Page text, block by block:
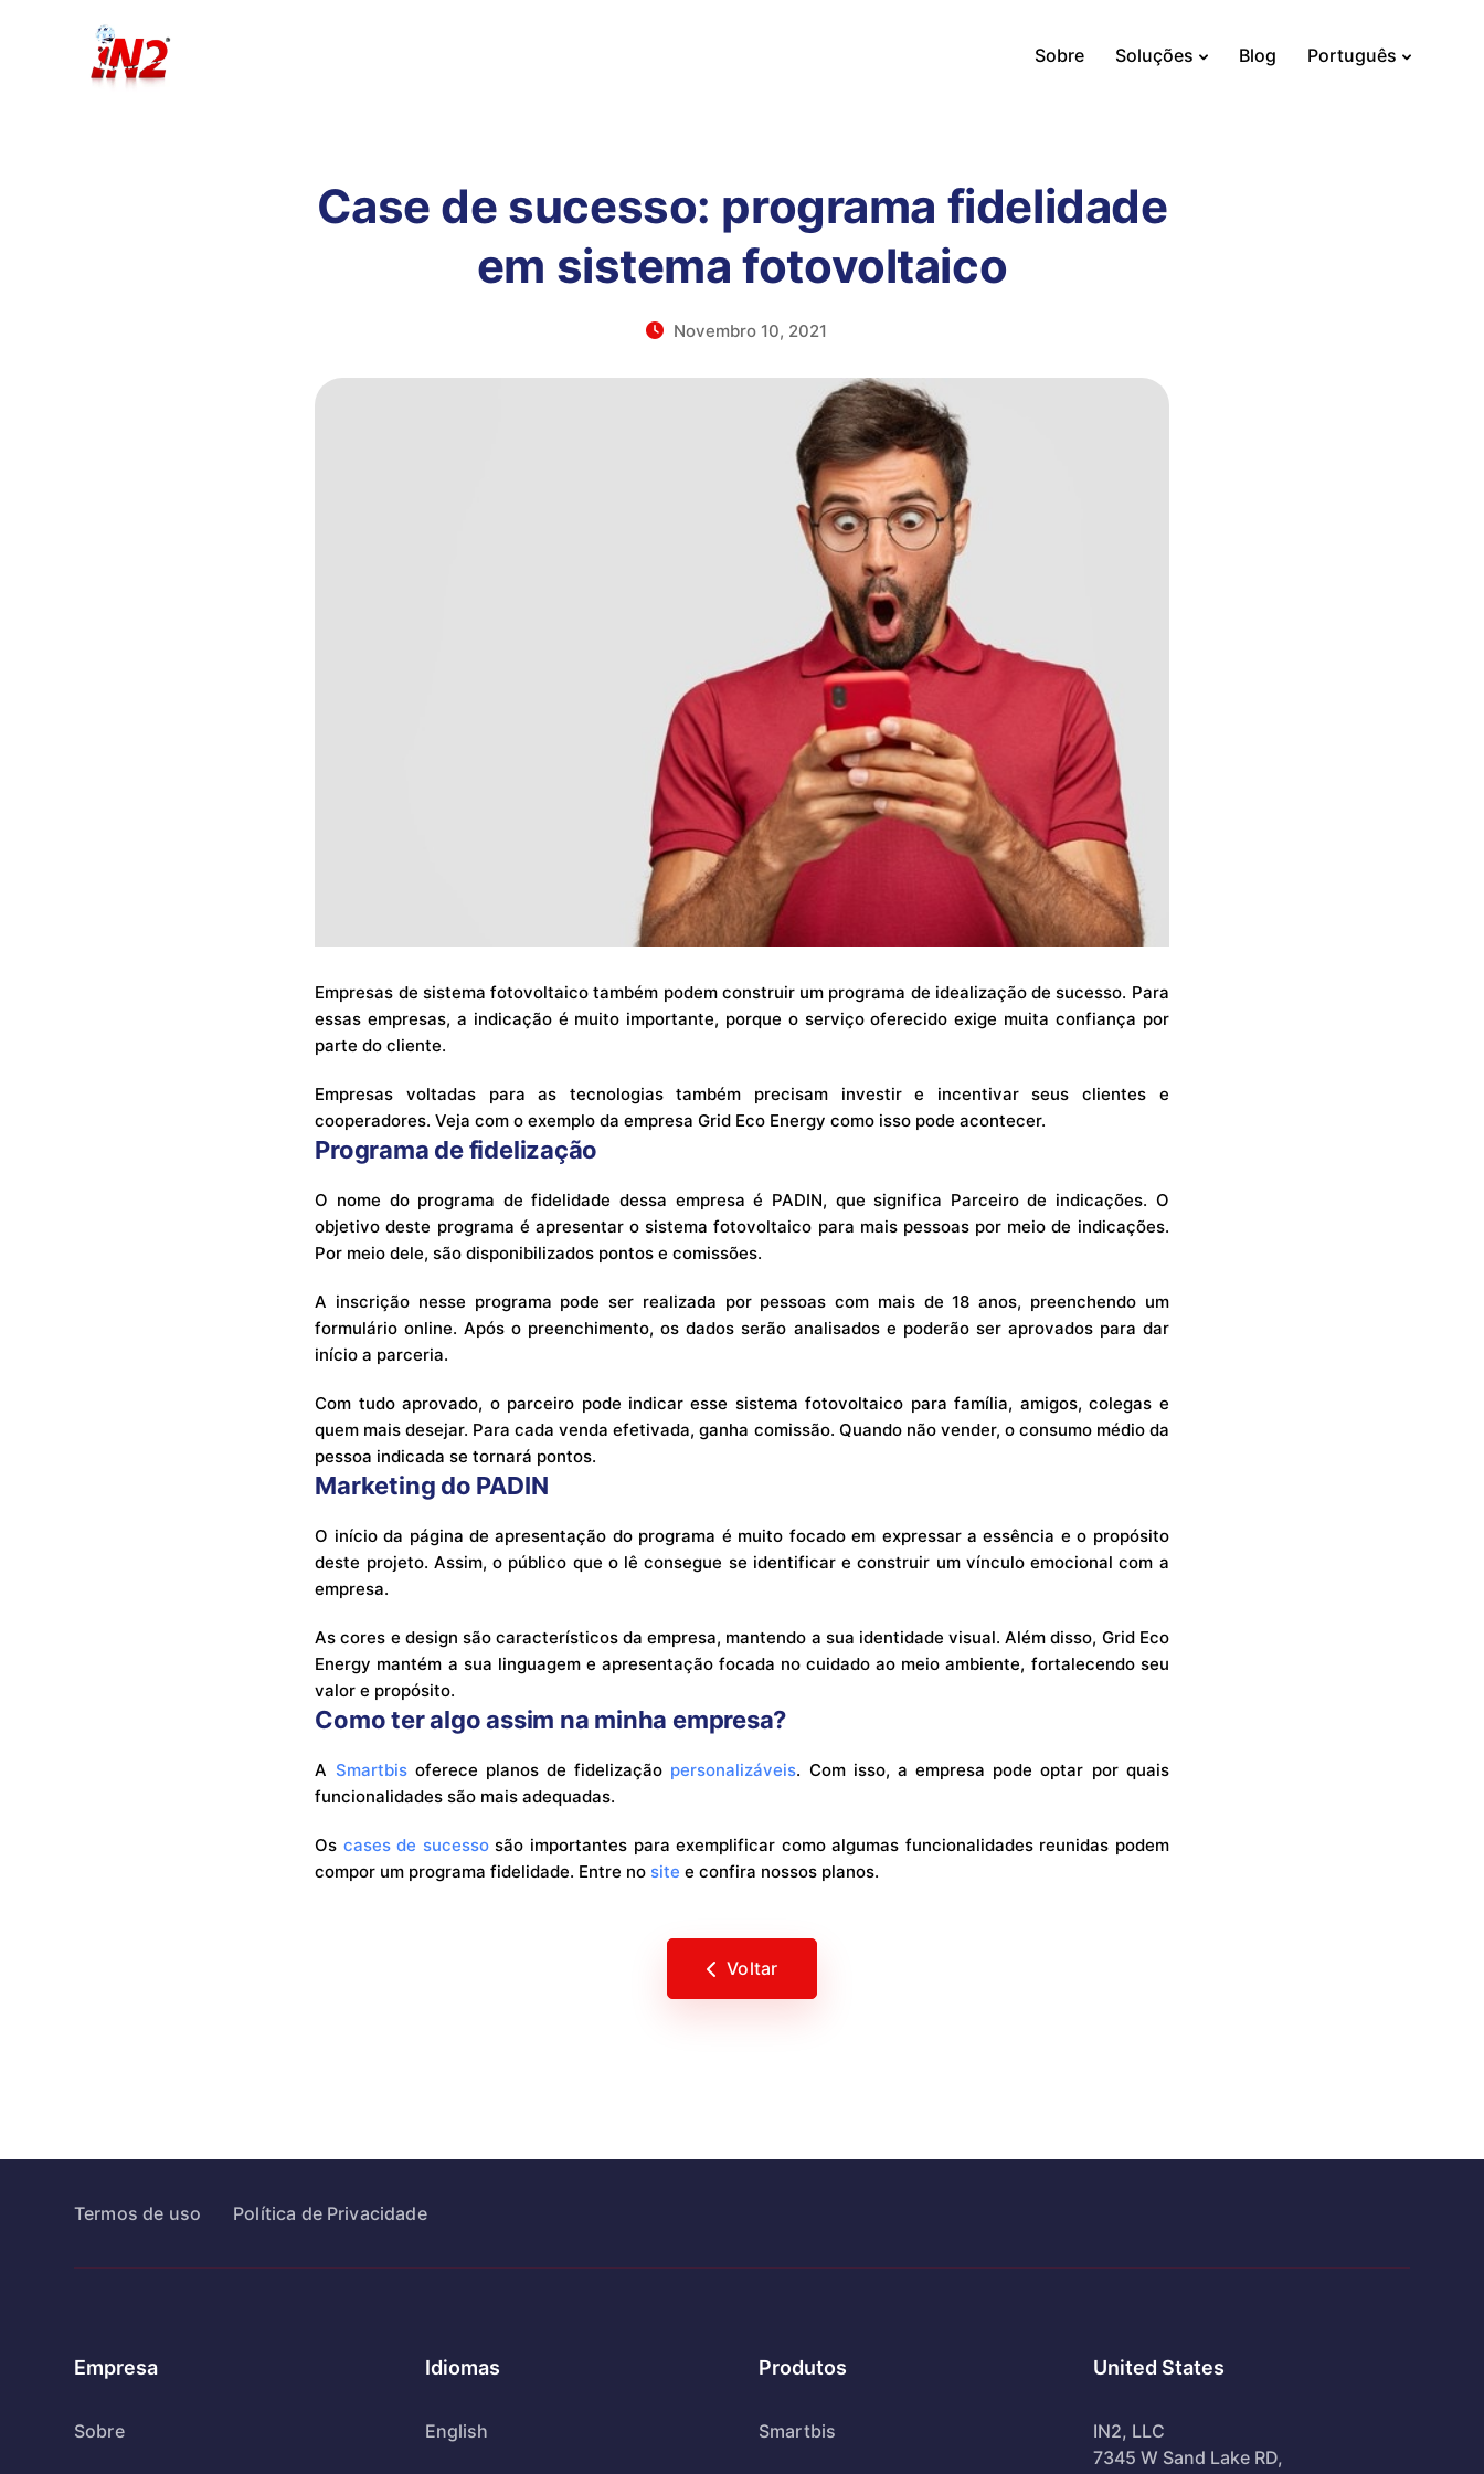
Sobre Soluções Blog Português
Case de sucesso: programa fidelidade
em sistema fotovoltaico
Novembro 10, 2021
Empresas de sistema fotovoltaico também podem construir um programa de idealização de sucesso. Para
essas empresas, a indicação é muito importante, porque o serviço oferecido exige muita confiança por
parte do cliente.
Empresas voltadas para as tecnologias também precisam investir e incentivar seus clientes e
cooperadores. Veja com o exemplo da empresa Grid Eco Energy como isso pode acontecer.
Programa de fidelização
O nome do programa de fidelidade dessa empresa é PADIN, que significa Parceiro de indicações. O
objetivo deste programa é apresentar o sistema fotovoltaico para mais pessoas por meio de indicações.
Por meio dele, são disponibilizados pontos e comissões.
A inscrição nesse programa pode ser realizada por pessoas com mais de 18 anos, preenchendo um
formulário online. Após o preenchimento, os dados serão analisados e poderão ser aprovados para dar
início a parceria.
Com tudo aprovado, o parceiro pode indicar esse sistema fotovoltaico para família, amigos, colegas e
quem mais desejar. Para cada venda efetivada, ganha comissão. Quando não vender, o consumo médio da
pessoa indicada se tornará pontos.
Marketing do PADIN
O início da página de apresentação do programa é muito focado em expressar a essência e o propósito
deste projeto. Assim, o público que o lê consegue se identificar e construir um vínculo emocional com a
empresa.
As cores e design são característicos da empresa, mantendo a sua identidade visual. Além disso, Grid Eco
Energy mantém a sua linguagem e apresentação focada no cuidado ao meio ambiente, fortalecendo seu
valor e propósito.
Como ter algo assim na minha empresa?
A Smartbisoferece planos de fidelização personalizáveis. Com isso, a empresa pode optar por quais
funcionalidades são mais adequadas.
Os cases de sucessosão importantes para exemplificar como algumas funcionalidades reunidas podem
compor um programa fidelidade. Entre no site e confira nossos planos.
Voltar
Termos de uso Política de Privacidade
Empresa
Sobre
Idiomas
English
Produtos
Smartbis
United States
IN2, LLC
7345 W Sand Lake RD,